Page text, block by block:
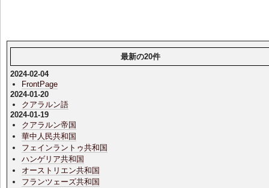
最新の20件
2024-02-04
FrontPage
2024-01-20
クアラルン語
2024-01-19
クアラルン帝国
華中人民共和国
フェインラントゥ共和国
ハンゲリア共和国
オーストリエン共和国
フランツェーズ共和国